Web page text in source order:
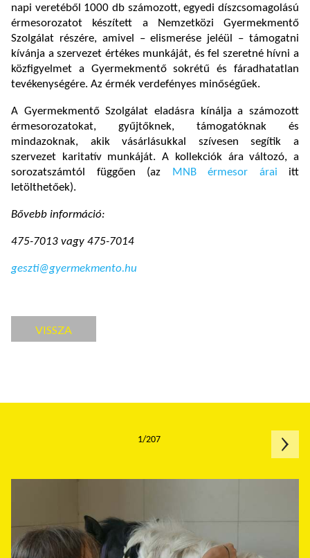
napi veretéből 1000 db számozott, egyedi díszcsomagolású
érmesorozatot készített a Nemzetközi Gyermekmentő
Szolgálat részére, amivel – elismerése jeléül – támogatni
kívánja a szervezet értékes munkáját, és fel szeretné hívni a
közfigyelmet a Gyermekmentő sokrétű és fáradhatatlan
tevékenységére. Az érmék verdefényes minőségűek.
A Gyermekmentő Szolgálat eladásra kínálja a számozott
érmesorozatokat, gyűjtőknek, támogatóknak és
mindazoknak, akik vásárlásukkal szívesen segítik a
szervezet karitatív munkáját. A kollekciók ára változó, a
sorozatszámtól függően (az
MNB érmesor árai itt
letölthetőek).
Bővebb információ:
475-7013 vagy 475-7014
geszti@gyermekmento.hu
VISSZA
1/207